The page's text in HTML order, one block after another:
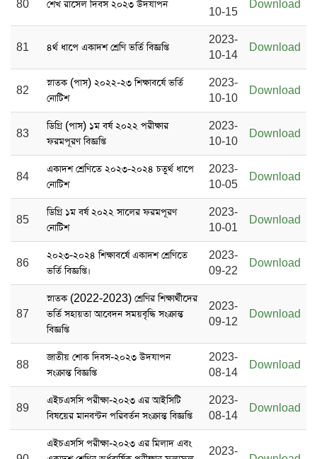
80 শেখ রাসেল দিবস ২০২৩ উদযাপন
10-15
Download
81 ৪র্থ ধাপে একাদশ শ্রেণি ভর্তি বিজ্ঞপ্তি
2023-
10-14
Download
82
স্নাতক (পাস) ২০২২-২৩ শিক্ষাবর্ষে ভর্তি
নোটিশ
2023-
10-10
Download
83
ডিগ্রি (পাস) ১ম বর্ষ ২০২২ পরীক্ষার
ফরমপূরণ বিজ্ঞপ্তি
2023-
10-10
Download
84
একাদশ শ্রেণিতে ২০২৩-২০২৪ চতুর্থ ধাপে
নোটিশ
2023-
10-05
Download
85
ডিগ্রি ১ম বর্ষ ২০২২ সালের ফরমপূরণ
নোটিশ
2023-
10-01
Download
86
২০২৩-২০২৪ শিক্ষাবর্ষে একাদশ শ্রেণিতে
ভর্তি বিজ্ঞপ্তি।
2023-
09-22
Download
87
স্নাতক (2022-2023) শ্রেণির শিক্ষার্থীদের
ভর্তি সহায়তা আবেদন সময়বৃদ্ধি সংক্রান্ত
বিজ্ঞপ্তি
2023-
09-12
Download
88
জাতীয় শোক দিবস-২০২৩ উদযাপন
সংক্রান্ত বিজ্ঞপ্তি
2023-
08-14
Download
89
এইচএসসি পরীক্ষা-২০২৩ এর আইসিটি
বিষয়ের মানবন্টন পরিবর্তন সংক্রান্ত বিজ্ঞপ্তি
2023-
08-14
Download
এইচএসসি পরীক্ষা-২০২৩ এর মিলাদ এবং
2023-